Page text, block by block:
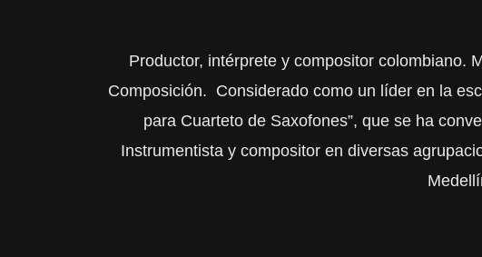
Productor, intérprete y compositor colombiano.
Composición. Considerado como un líder en la
para Cuarteto de Saxofones”, que se ha
Instrumentista y compositor en diversas